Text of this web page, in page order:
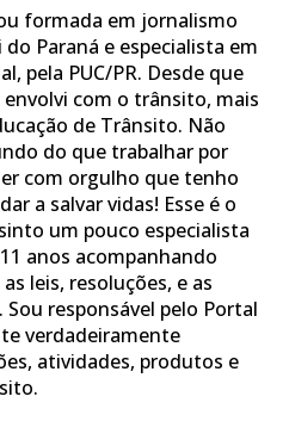
formada em jornalismo
Paraná e especialista em
pela PUC/PR. Desde que
com o trânsito, mais
de Trânsito. Não
do que trabalhar por
com orgulho que tenho
a salvar vidas! Esse é o
um pouco especialista
anos acompanhando
leis, resoluções, e as
responsável pelo Portal
verdadeiramente
atividades, produtos e